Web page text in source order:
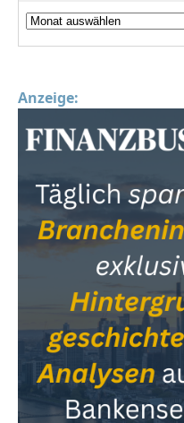
Anzeige: